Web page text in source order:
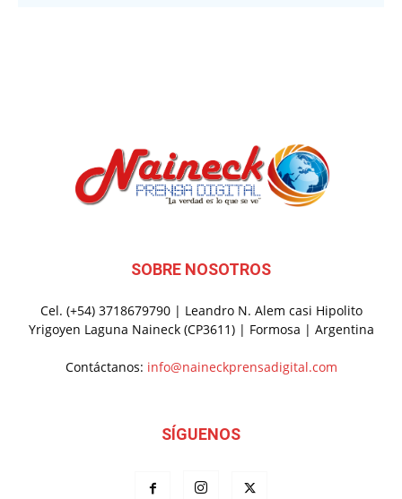
SOBRE NOSOTROS
Cel. (+54) 3718679790 | Leandro N. Alem casi Hipolito
Yrigoyen Laguna Naineck (CP3611) | Formosa | Argentina
Contáctanos: info@naineckprensadigital.com
SÍGUENOS